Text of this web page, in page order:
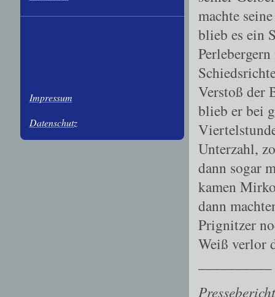
machte
blieb es ein
Verstoß der
blieb er bei
Unterzahl,
dann sogar
kamen
dann
Prignitzer
Weiß verlor
Impressum
Datenschutz